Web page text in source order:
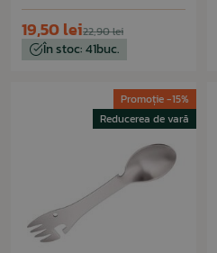
22,90 lei
19,50 lei
În stoc: 41buc.
Promoție -15%
Reducerea de vară